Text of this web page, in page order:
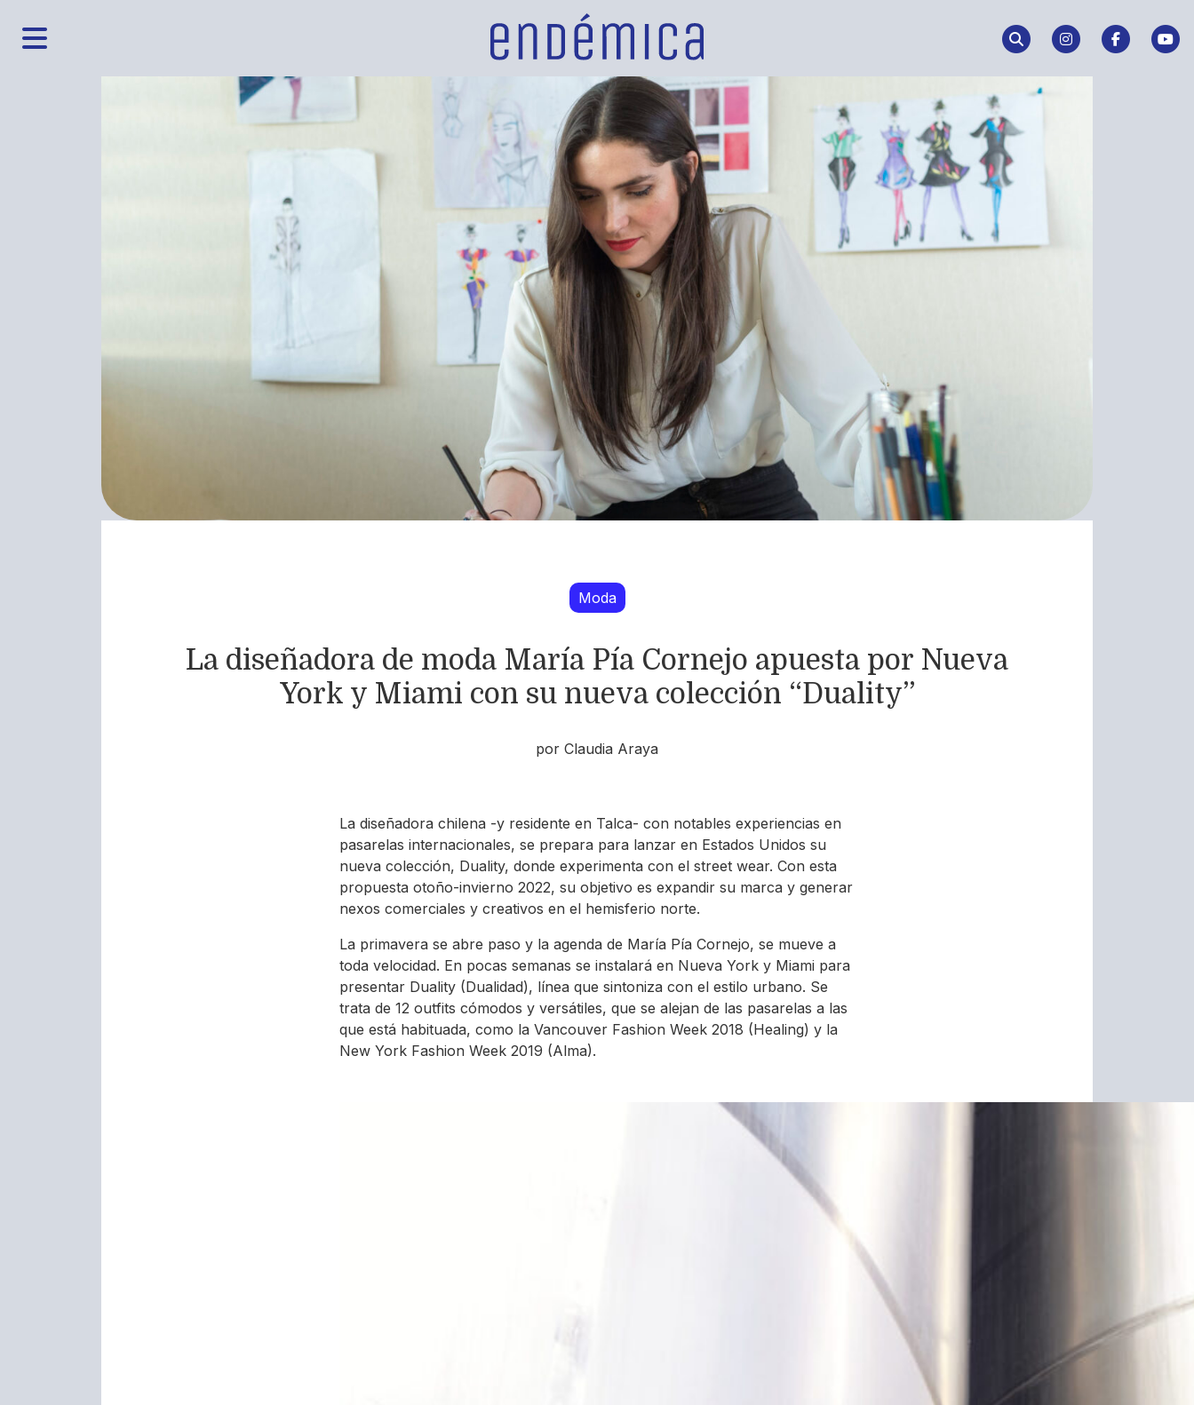
Moda
La diseñadora de moda María Pía Cornejo apuesta por Nueva
York y Miami con su nueva colección “Duality”
por Claudia Araya
La diseñadora chilena -y residente en Talca- con notables experiencias en
pasarelas internacionales, se prepara para lanzar en Estados Unidos su
nueva colección, Duality, donde experimenta con el street wear. Con esta
propuesta otoño-invierno 2022, su objetivo es expandir su marca y generar
nexos comerciales y creativos en el hemisferio norte.
La primavera se abre paso y la agenda de María Pía Cornejo, se mueve a
toda velocidad. En pocas semanas se instalará en Nueva York y Miami para
presentar Duality (Dualidad), línea que sintoniza con el estilo urbano. Se
trata de 12 outfits cómodos y versátiles, que se alejan de las pasarelas a las
que está habituada, como la Vancouver Fashion Week 2018 (Healing) y la
New York Fashion Week 2019 (Alma).